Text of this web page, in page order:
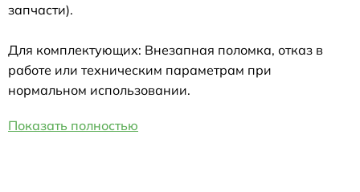
запчасти).
Для комплектующих: Внезапная поломка, отказ в
работе или техническим параметрам при
нормальном использовании.
Показать полностью